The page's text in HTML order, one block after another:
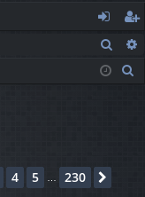
n
m
eg
ist
230
4 5 … 230